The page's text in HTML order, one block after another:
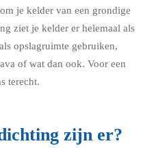
je kelder van een grondige
ziet je kelder er helemaal als
opslagruimte gebruiken,
of wat dan ook. Voor een
terecht.
zijn er?